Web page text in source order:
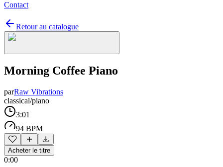
Contact
Retour au catalogue
Morning Coffee Piano
parRaw Vibrations
classical/piano
3:01
94 BPM
Acheter le titre
0:00